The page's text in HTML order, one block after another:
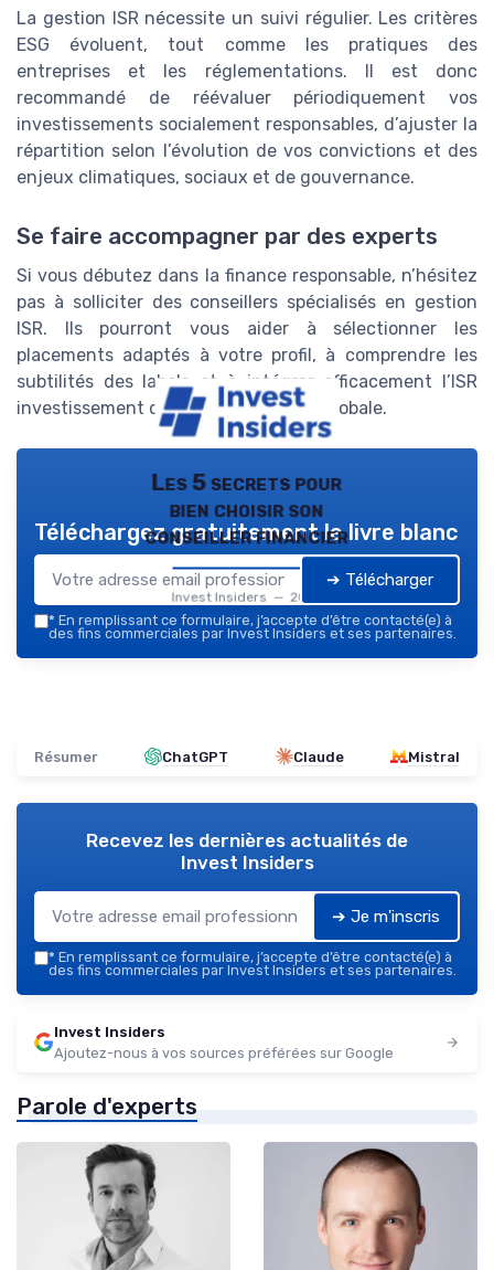
La gestion ISR nécessite un suivi régulier. Les critères
ESG évoluent, tout comme les pratiques des
entreprises et les réglementations. Il est donc
recommandé de réévaluer périodiquement vos
investissements socialement responsables, d’ajuster la
répartition selon l’évolution de vos convictions et des
enjeux climatiques, sociaux et de gouvernance.
Se faire accompagner par des experts
Si vous débutez dans la finance responsable, n’hésitez
pas à solliciter des conseillers spécialisés en gestion
ISR. Ils pourront vous aider à sélectionner les
placements adaptés à votre profil, à comprendre les
subtilités des labels et à intégrer efficacement l’ISR
investissement dans votre stratégie globale.
Les 5 secrets pour
bien choisir son
conseiller financier
Invest Insiders — 2026
Téléchargez gratuitement le livre blanc
➔ Télécharger
* En remplissant ce formulaire, j’accepte d’être contacté(e) à
des fins commerciales par Invest Insiders et ses partenaires.
Résumer ChatGPT Claude Mistral
Recevez les dernières actualités de
Invest Insiders
➔ Je m'inscris
* En remplissant ce formulaire, j’accepte d’être contacté(e) à
des fins commerciales par Invest Insiders et ses partenaires.
Invest Insiders
Ajoutez-nous à vos sources préférées sur Google
Parole d'experts